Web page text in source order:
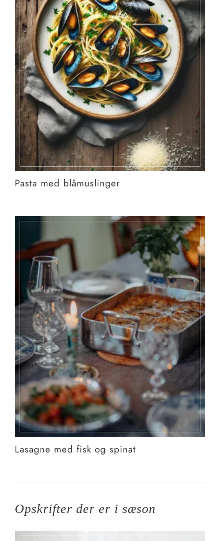
Pasta med blåmuslinger
Lasagne med fisk og spinat
Opskrifter der er i sæson